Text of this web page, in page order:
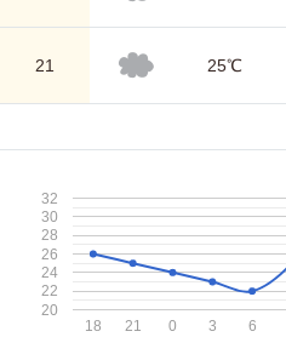
21 25℃
18 21 0 3 6
20
22
24
26
28
30
32